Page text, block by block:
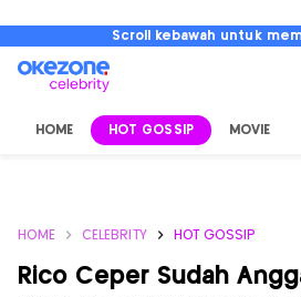
Scroll kebawah untuk
HOME HOT GOSSIP MOVIE
HOME CELEBRITY HOT GOSSIP
Rico Ceper Sudah